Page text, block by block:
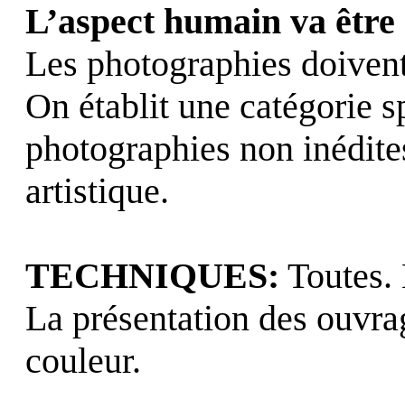
L’aspect humain va
Les photographies
On établit une catégorie
photographies non
artistique.
TECHNIQUES:
La présentation des
couleur.